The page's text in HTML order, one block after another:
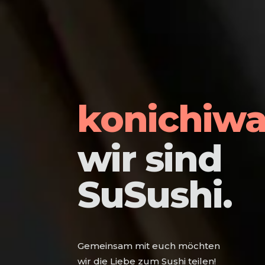
wir sind
SuSushi.
Gemeinsam mit euch möchten
wir die Liebe zum Sushi teilen!